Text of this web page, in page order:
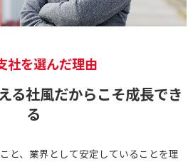
社を選んだ理由
る社風だからこそ成長でき
る
と、業界として安定していることを理